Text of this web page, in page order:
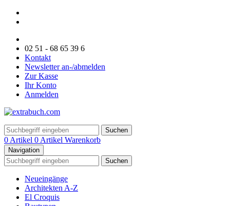
02 51 - 68 65 39 6
Kontakt
Newsletter an-/abmelden
Zur Kasse
Ihr Konto
Anmelden
Suchen
0 Artikel 0 Artikel Warenkorb
Navigation
Suchen
Neueingänge
Architekten A-Z
El Croquis